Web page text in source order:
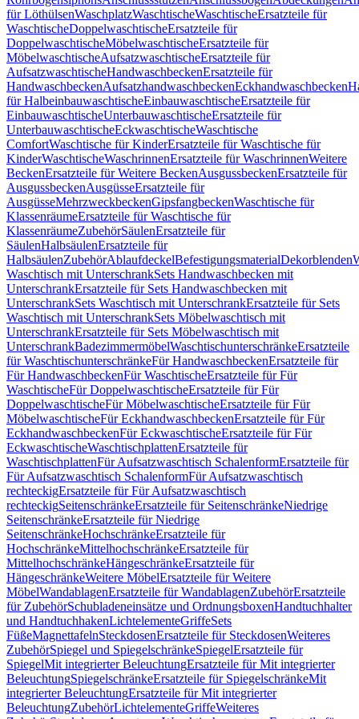
für LöthülsenWaschplatzWaschtischeWaschtischeErsatzteile für
WaschtischeDoppelwaschtischeErsatzteile für
DoppelwaschtischeMöbelwaschtischeErsatzteile für
MöbelwaschtischeAufsatzwaschtischeErsatzteile für
AufsatzwaschtischeHandwaschbeckenErsatzteile für
HandwaschbeckenAufsatzhandwaschbeckenEckhandwaschbecken
für HalbeinbauwaschtischeEinbauwaschtischeErsatzteile für
EinbauwaschtischeUnterbauwaschtischeErsatzteile für
UnterbauwaschtischeEckwaschtischeWaschtische
ComfortWaschtische für KinderErsatzteile für Waschtische für
KinderWaschtischeWaschrinnenErsatzteile für WaschrinnenWeitere
BeckenErsatzteile für Weitere BeckenAusgussbeckenErsatzteile für
AusgussbeckenAusgüsseErsatzteile für
AusgüsseMehrzweckbeckenGipsfangbeckenWaschtische für
KlassenräumeErsatzteile für Waschtische für
KlassenräumeZubehörSäulenErsatzteile für
SäulenHalbsäulenErsatzteile für
HalbsäulenZubehörAblaufdeckelBefestigungsmaterialDekorblenden
Waschtisch mit UnterschrankSets Handwaschbecken mit
UnterschrankErsatzteile für Sets Handwaschbecken mit
UnterschrankSets Waschtisch mit UnterschrankErsatzteile für Sets
Waschtisch mit UnterschrankSets Möbelwaschtisch mit
UnterschrankErsatzteile für Sets Möbelwaschtisch mit
UnterschrankBadezimmermöbelWaschtischunterschränkeErsatzteile
für WaschtischunterschränkeFür HandwaschbeckenErsatzteile für
Für HandwaschbeckenFür WaschtischeErsatzteile für Für
WaschtischeFür DoppelwaschtischeErsatzteile für Für
DoppelwaschtischeFür MöbelwaschtischeErsatzteile für Für
MöbelwaschtischeFür EckhandwaschbeckenErsatzteile für Für
EckhandwaschbeckenFür EckwaschtischeErsatzteile für Für
EckwaschtischeWaschtischplattenErsatzteile für
WaschtischplattenFür Aufsatzwaschtisch SchalenformErsatzteile für
Für Aufsatzwaschtisch SchalenformFür Aufsatzwaschtisch
rechteckigErsatzteile für Für Aufsatzwaschtisch
rechteckigSeitenschränkeErsatzteile für SeitenschränkeNiedrige
SeitenschränkeErsatzteile für Niedrige
SeitenschränkeHochschränkeErsatzteile für
HochschränkeMittelhochschränkeErsatzteile für
MittelhochschränkeHängeschränkeErsatzteile für
HängeschränkeWeitere MöbelErsatzteile für Weitere
MöbelWandablagenErsatzteile für WandablagenZubehörErsatzteile
für ZubehörSchubladeneinsätze und OrdnungsboxenHandtuchhalter
und HandtuchhakenLichtelementeGriffeSets
FüßeMagnettafelnSteckdosenErsatzteile für SteckdosenWeiteres
ZubehörSpiegel und SpiegelschränkeSpiegelErsatzteile für
SpiegelMit integrierter BeleuchtungErsatzteile für Mit integrierter
BeleuchtungSpiegelschränkeErsatzteile für SpiegelschränkeMit
integrierter BeleuchtungErsatzteile für Mit integrierter
BeleuchtungZubehörLichtelementeGriffeWeiteres